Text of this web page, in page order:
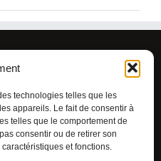
technologies telles que les
appareils. Le fait de consentir à
telles que le comportement de
consentir ou de retirer son
et fonctions.